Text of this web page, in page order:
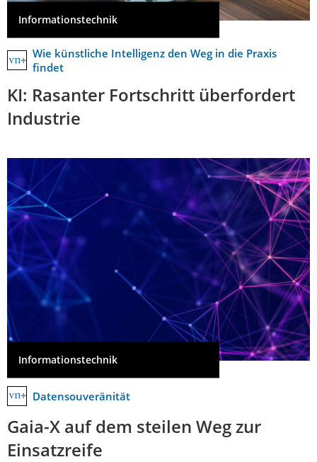
Informationstechnik
Wie künstliche Intelligenz den Weg in die Praxis
findet
KI: Rasanter Fortschritt überfordert
Industrie
Informationstechnik
Datensouveränität
Gaia-X auf dem steilen Weg zur
Einsatzreife